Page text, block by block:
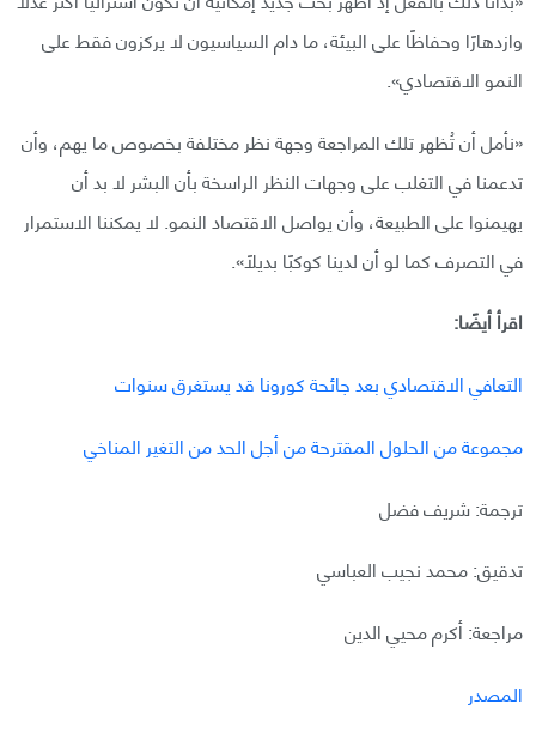
وازدهارًا وحفاظًا على البيئة، ما دام السياسيون لا يركزون فقط على
النمو الاقتصادي».
«نأمل أن تُظهر تلك المراجعة وجهة نظر مختلفة بخصوص ما يهم، وأن
تدعمنا في التغلب على وجهات النظر الراسخة بأن البشر لا بد أن
يهيمنوا على الطبيعة، وأن يواصل الاقتصاد النمو. لا يمكننا الاستمرار
في التصرف كما لو أن لدينا كوكبًا بديلًا».
اقرأ أيضًا:
التعافي الاقتصادي بعد جائحة كورونا قد يستغرق سنوات
مجموعة من الحلول المقترحة من أجل الحد من التغير المناخي
ترجمة: شريف فضل
تدقيق: محمد نجيب العباسي
مراجعة: أكرم محيي الدين
المصدر